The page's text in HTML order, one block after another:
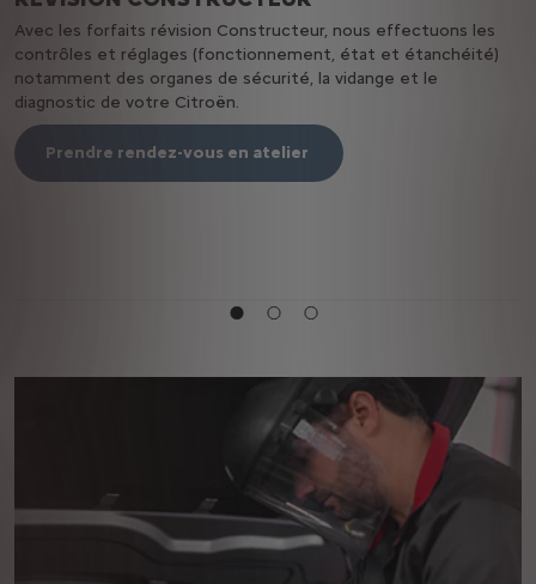
Avec les forfaits révision Constructeur, nous effectuons les
contrôles et réglages (fonctionnement, état et étanchéité)
notamment des organes de sécurité, la vidange et le
diagnostic de votre Citroën.
Prendre rendez-vous en atelier